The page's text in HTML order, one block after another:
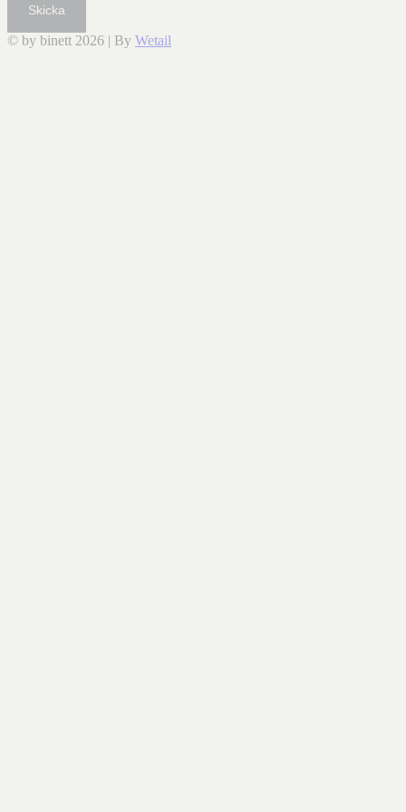
Skicka
© by binett 2026 | By Wetail